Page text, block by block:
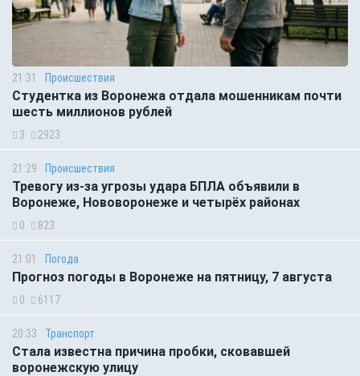
21:31 Происшествия
Студентка из Воронежа отдала мошенникам почти
шесть миллионов рублей
3 2923
21:29 Происшествия
Тревогу из-за угрозы удара БПЛА объявили в
Воронеже, Нововоронеже и четырёх районах
0 823
21:01 Погода
Прогноз погоды в Воронеже на пятницу, 7 августа
0 6117
20:33 Транспорт
Стала известна причина пробки, сковавшей
воронежскую улицу